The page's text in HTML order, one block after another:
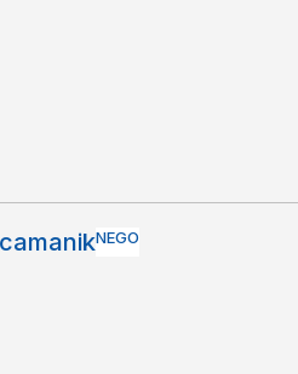
NEGO